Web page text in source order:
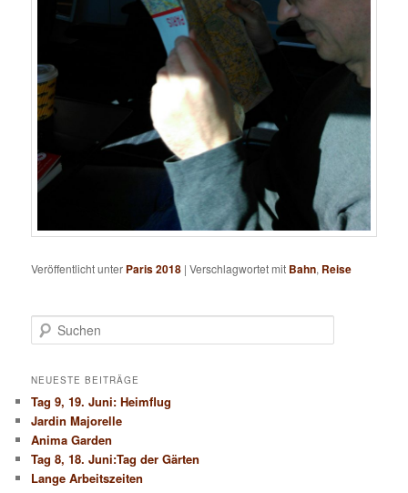
Veröffentlicht unter Paris 2018 |Verschlagwortet mit Bahn, Reise
u
h
n
NEUESTE BEITRÄGE
Tag 9, 19. Juni: Heimflug
Jardin Majorelle
Anima Garden
Tag 8, 18. Juni:Tag der Gärten
Lange Arbeitszeiten